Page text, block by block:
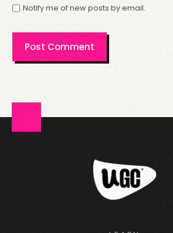
Notify me of new posts by email.